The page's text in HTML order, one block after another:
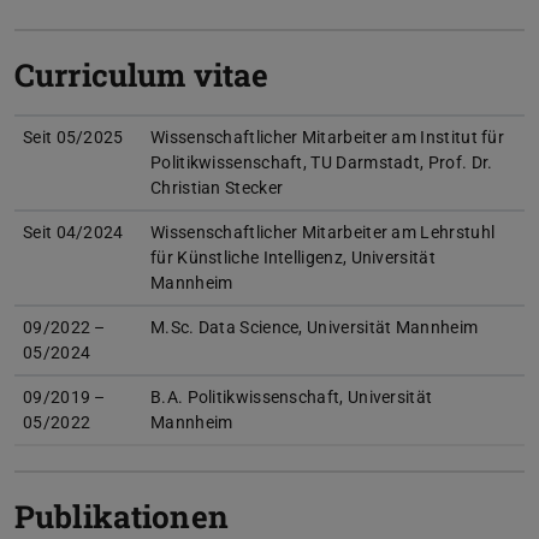
Curriculum vitae
Seit 05/2025
Wissenschaftlicher Mitarbeiter am Institut für
Politikwissenschaft, TU Darmstadt, Prof. Dr.
Christian Stecker
Seit 04/2024
Wissenschaftlicher Mitarbeiter am Lehrstuhl
für Künstliche Intelligenz, Universität
Mannheim
09/2022 –
05/2024
M.Sc. Data Science, Universität Mannheim
09/2019 –
05/2022
B.A. Politikwissenschaft, Universität
Mannheim
Publikationen